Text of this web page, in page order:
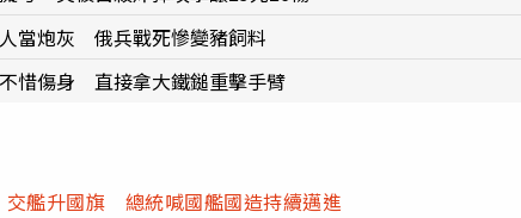
當炮灰 俄兵戰死慘變豬飼料
惜傷身 直接拿大鐵鎚重擊手臂
交艦升國旗 總統喊國艦國造持續邁進